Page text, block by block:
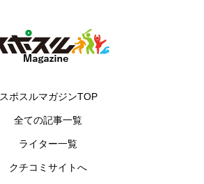
スポスルマガジンTOP
全ての記事一覧
ライター一覧
クチコミサイトへ